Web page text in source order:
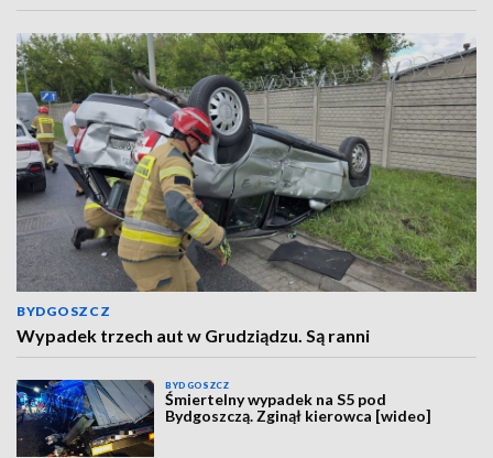
BYDGOSZCZ
Wypadek trzech aut w Grudziądzu. Są ranni
BYDGOSZCZ
Śmiertelny wypadek na S5 pod
Bydgoszczą. Zginął kierowca [wideo]